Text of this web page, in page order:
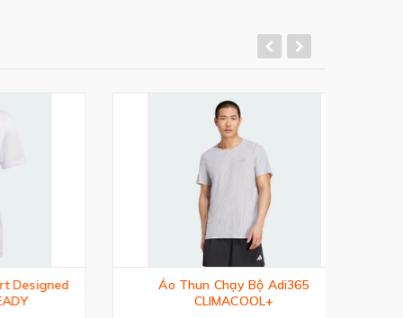
Áo Thun Chạy Bộ Adi365
CLIMACOOL+